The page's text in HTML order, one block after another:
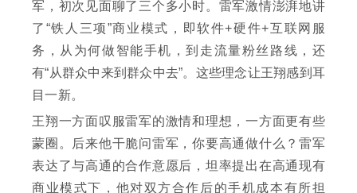
军，初次见面聊了三个多小时。雷军激情澎湃地讲
了“铁人三项”商业模式，即软件+硬件+互联网服
务，从为何做智能手机，到走流量粉丝路线，还
有“从群众中来到群众中去”。这些理念让王翔感到耳
目一新。
王翔一方面叹服雷军的激情和理想，一方面更有些
蒙圈。后来他干脆问雷军，你要高通做什么？雷军
表达了与高通的合作意愿后，坦率提出在高通现有
商业模式下，他对双方合作后的手机成本有所担